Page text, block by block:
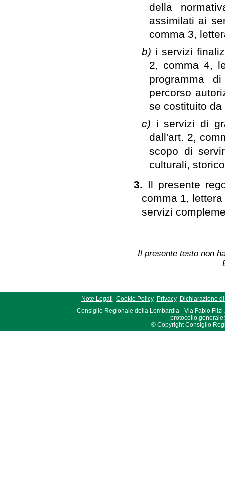
della
assimilati ai
comma 3,
b) i servizi
2, comma 4,
programma
percorso
se costituito
c) i servizi di
dall'art. 2,
scopo di
culturali,
3. Il presente
comma 1,
servizi
Il presente testo non
Note Legali Cookie Policy Privacy
Dichiarazione
Consiglio Regionale della Lombardia - Via Fabio Filzi
© Copyright Consiglio